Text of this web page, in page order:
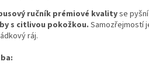
ručník prémiové kvalityse
s citlivou pokožkou. Samozřejmostí
ráj.